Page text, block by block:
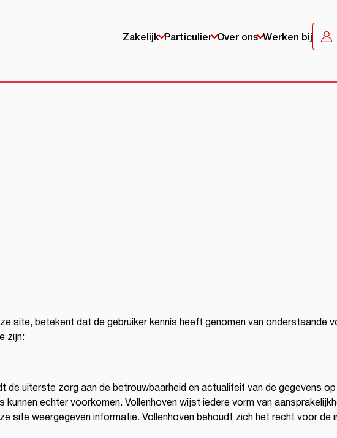
Zakelijk Particulier Over ons Werken bij
site, betekent dat de gebruiker kennis heeft genomen van onderstaande
zijn:
de uiterste zorg aan de betrouwbaarheid en actualiteit van de gegevens
echter voorkomen. Vollenhoven wijst iedere vorm van
site weergegeven informatie. Vollenhoven behoudt zich het recht voor de